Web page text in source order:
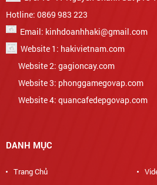
Hotline: 0869 983 223
Email: kinhdoanhhaki@gmail.com
Website 1: hakivietnam.com
Website 2: gagioncay.com
Website 3: phonggamegovap.com
Website 4: quancafedepgovap.com
DANH MỤC
Trang Chủ